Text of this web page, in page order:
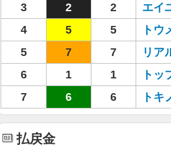
3
2 2 エイ
4
5 5 トウ
5
7 7 リア
6
1 1 トッ
7
6 6 トキ
払戻金